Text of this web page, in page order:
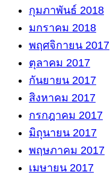
กุมภาพันธ์ 2018
มกราคม 2018
พฤศจิกายน 2017
ตุลาคม 2017
กันยายน 2017
สิงหาคม 2017
กรกฎาคม 2017
มิถุนายน 2017
พฤษภาคม 2017
เมษายน 2017